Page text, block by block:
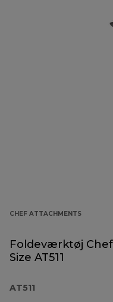
CHEF ATTACHMENTS
Foldeværktøj Chef
Size AT511
AT511